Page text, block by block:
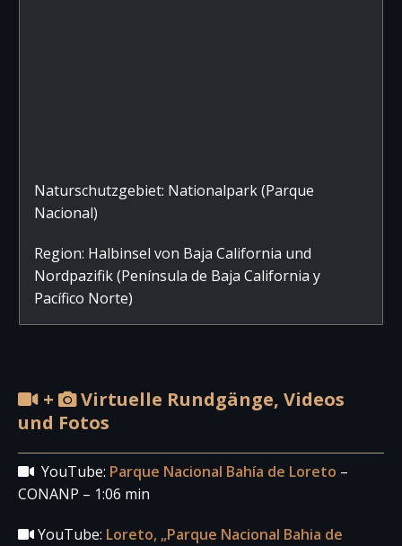
Naturschutzgebiet: Nationalpark (Parque
Nacional)
Region: Halbinsel von Baja California und
Nordpazifik (Península de Baja California y
Pacífico Norte)
+
Virtuelle Rundgänge, Videos
und Fotos
YouTube: Parque Nacional Bahía de Loreto –
CONANP – 1:06 min
YouTube: Loreto, „Parque Nacional Bahia de